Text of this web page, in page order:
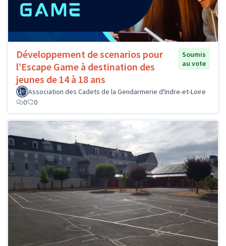
Développement de scenarios pour
l’Escape Game à destination des
jeunes de 14 à 18 ans
Soumis
au vote
Association des Cadets de la Gendarmerie d'Indre-et-Loire
0
0